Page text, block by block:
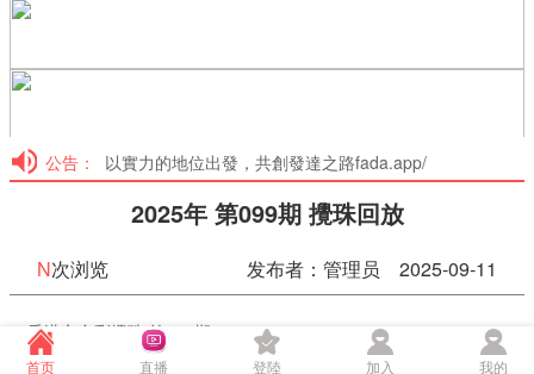
公告： 以實力的地位出發，共創發達之路fada.app/
2025年 第099期 攪珠回放
N次浏览 发布者：管理员 2025-09-11
香港六合彩攪珠 第099期
加入會員看高清攪珠直播
08:54:58
首页 直播 登陸 加入 我的